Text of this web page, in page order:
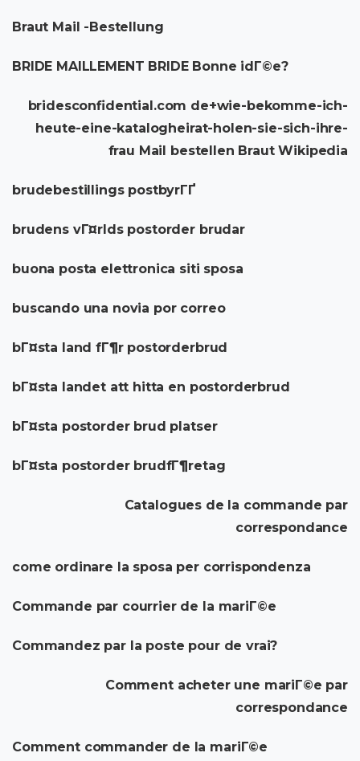
Braut Mail -Bestellung
BRIDE MAILLEMENT BRIDE Bonne idГ©e?
bridesconfidential.com de+wie-bekomme-ich-
heute-eine-katalogheirat-holen-sie-sich-ihre-
frau Mail bestellen Braut Wikipedia
brudebestillings postbyrГҐ
brudens vГ¤rlds postorder brudar
buona posta elettronica siti sposa
buscando una novia por correo
bГ¤sta land fГ¶r postorderbrud
bГ¤sta landet att hitta en postorderbrud
bГ¤sta postorder brud platser
bГ¤sta postorder brudfГ¶retag
Catalogues de la commande par
correspondance
come ordinare la sposa per corrispondenza
Commande par courrier de la mariГ©e
Commandez par la poste pour de vrai?
Comment acheter une mariГ©e par
correspondance
Comment commander de la mariГ©e